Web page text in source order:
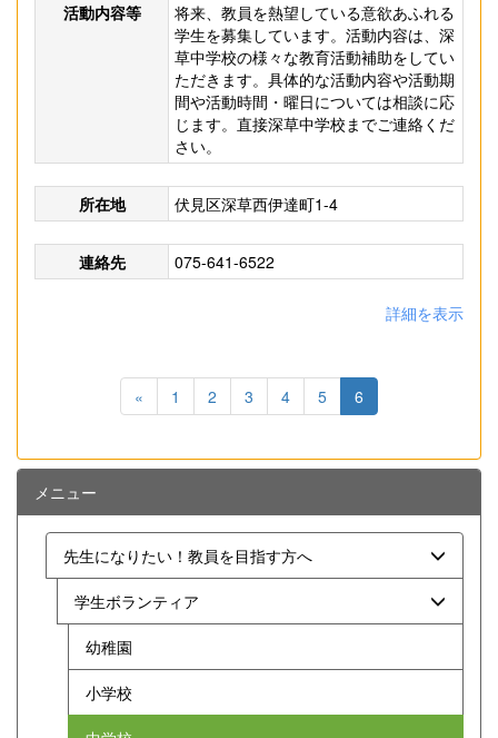
活動内容等
将来、教員を熱望している意欲あふれる
学生を募集しています。活動内容は、深
草中学校の様々な教育活動補助をしてい
ただきます。具体的な活動内容や活動期
間や活動時間・曜日については相談に応
じます。直接深草中学校までご連絡くだ
さい。
所在地 伏見区深草西伊達町1-4
連絡先 075-641-6522
詳細を表示
« 1 2 3 4 5 6
メニュー
先生になりたい！教員を目指す方へ
学生ボランティア
幼稚園
小学校